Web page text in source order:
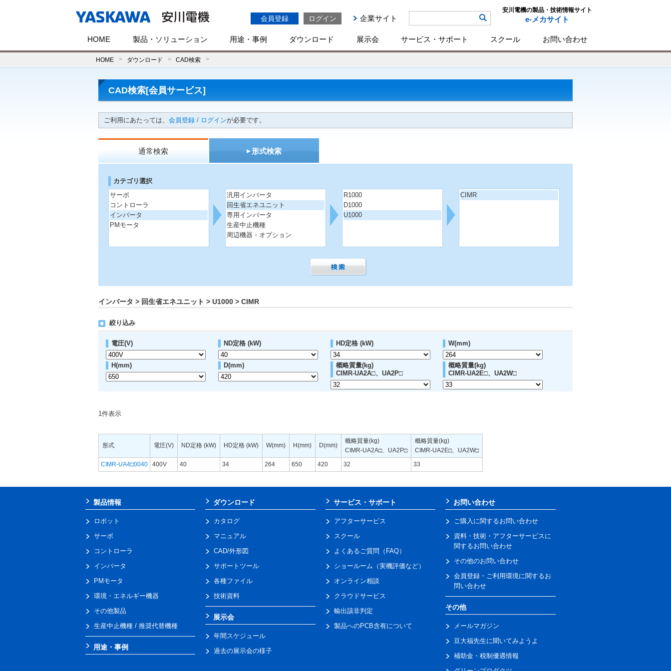
会員登録 ログイン 企業サイト
安川電機の製品・技術情報サイト
e-メカサイト
HOME 製品・ソリューション 用途・事例 ダウンロード 展示会 サービス・サポート スクール お問い合わせ
HOME ダウンロード CAD検索
CAD検索[会員サービス]
ご利用にあたっては、 会員登録 / ログインが必要です。
通常検索 形式検索
カテゴリ選択
サーボ
コントローラ
インバータ
PMモータ
汎用インバータ
回生省エネユニット
専用インバータ
生産中止機種
周辺機器・オプション
R1000
D1000
U1000
CIMR
インバータ > 回生省エネユニット > U1000 > CIMR
絞り込み
電圧(V) ND定格 (kW) HD定格 (kW) W(mm)
H(mm) D(mm)
概略質量(kg)
CIMR-UA2A□、UA2P□
概略質量(kg)
CIMR-UA2E□、UA2W□
1件表示
形式 電圧(V) ND定格 (kW) HD定格 (kW) W(mm) H(mm) D(mm)
概略質量(kg)
CIMR-UA2A□、UA2P□
概略質量(kg)
CIMR-UA2E□、UA2W□
CIMR-UA4□0040
400V 40 34 264 650 420 32 33
製品情報
ロボット
サーボ
コントローラ
インバータ
PMモータ
環境・エネルギー機器
その他製品
生産中止機種 / 推奨代替機種
用途・事例
ダウンロード
カタログ
マニュアル
CAD/外形図
サポートツール
各種ファイル
技術資料
展示会
年間スケジュール
過去の展示会の様子
サービス・サポート
アフターサービス
スクール
よくあるご質問（FAQ）
ショールーム（実機評価など）
オンライン相談
クラウドサービス
輸出該非判定
製品へのPCB含有について
お問い合わせ
ご購入に関するお問い合わせ
資料・技術・アフターサービスに
関するお問い合わせ
その他のお問い合わせ
会員登録・ご利用環境に関するお
問い合わせ
その他
メールマガジン
豆大福先生に聞いてみようよ
補助金・税制優遇情報